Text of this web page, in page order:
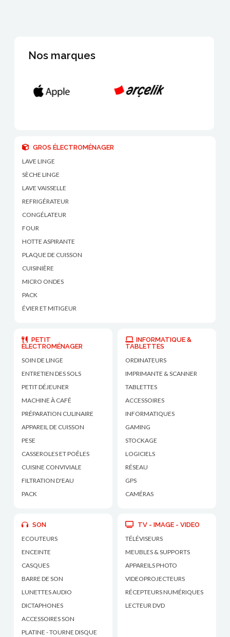
Nos marques
GROS ÉLECTROMÉNAGER
LAVE LINGE
SÈCHE LINGE
LAVE VAISSELLE
REFRIGÉRATEUR
CONGÉLATEUR
FOUR
HOTTE ASPIRANTE
PLAQUE DE CUISSON
CUISINIÈRE
MICRO ONDES
PACK
ÉVIER ET MITIGEUR
PETIT
ÉLECTROMÉNAGER
SOIN DE LINGE
ENTRETIEN DES SOLS
PETIT DÉJEUNER
MACHINE À CAFÉ
PRÉPARATION CULINAIRE
APPAREIL DE CUISSON
PESE
CASSEROLES ET POÊLES
CUISINE CONVIVIALE
FILTRATION D'EAU
PACK
INFORMATIQUE &
TABLETTES
ORDINATEURS
IMPRIMANTE & SCANNER
TABLETTES
ACCESSOIRES
INFORMATIQUES
GAMING
STOCKAGE
LOGICIELS
RÉSEAU
GPS
CAMÉRAS
SON
ECOUTEURS
ENCEINTE
CASQUES
BARRE DE SON
LUNETTES AUDIO
DICTAPHONES
ACCESSOIRES SON
PLATINE - TOURNE DISQUE
TV - IMAGE - VIDEO
TÉLÉVISEURS
MEUBLES & SUPPORTS
APPAREILS PHOTO
VIDEOPROJECTEURS
RÉCEPTEURS NUMÉRIQUES
LECTEUR DVD